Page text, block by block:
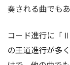
奏される曲でもあ
コード進行に「
の王道進行が多